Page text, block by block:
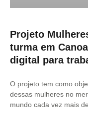
Projeto
turma em
digital para
O projeto tem como
dessas mulheres no
mundo cada vez mais